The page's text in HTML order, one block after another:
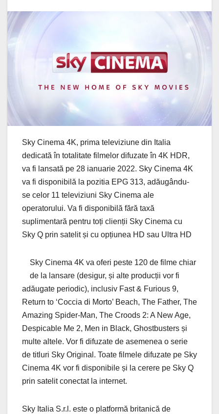
Sky Cinema 4K, prima televiziune din Italia
dedicată în totalitate filmelor difuzate în 4K HDR,
va fi lansată pe 28 ianuarie 2022. Sky Cinema 4K
va fi disponibilă la pozitia EPG 313, adăugându-
se celor 11 televiziuni Sky Cinema ale
operatorului. Va fi disponibilă fără taxă
suplimentară pentru toți clienții Sky Cinema cu
Sky Q prin satelit și cu opțiunea HD sau Ultra HD
Sky Cinema 4K va oferi peste 120 de filme chiar
de la lansare (desigur, și alte producții vor fi
adăugate periodic), inclusiv Fast & Furious 9,
Return to ‘Coccia di Morto’ Beach, The Father, The
Amazing Spider-Man, The Croods 2: A New Age,
Despicable Me 2, Men in Black, Ghostbusters și
multe altele. Vor fi difuzate de asemenea o serie
de titluri Sky Original. Toate filmele difuzate pe Sky
Cinema 4K vor fi disponibile și la cerere pe Sky Q
prin satelit conectat la internet.
Sky Italia S.r.l. este o platformă britanică de